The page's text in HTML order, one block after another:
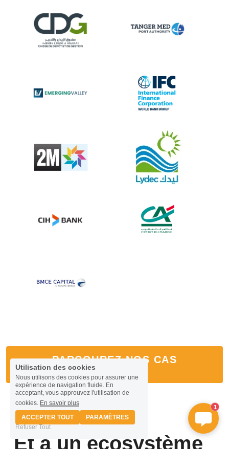
PARCOUREZ NOS CAS
D'USAGES!
Et à un écosystème
Utilisation des cookies
Nous utilisons des cookies pour assurer une
expérience de navigation fluide. En
acceptant, vous approuvez l'utilisation de
cookies. En savoir plus
ACCEPTER TOUT
PARAMÈTRES
Refuser Tout
1